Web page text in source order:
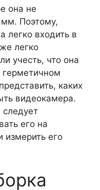
она не
Поэтому,
легко входить в
легко
учесть, что она
герметичном
каких
видеокамера.
следует
его на
измерить его